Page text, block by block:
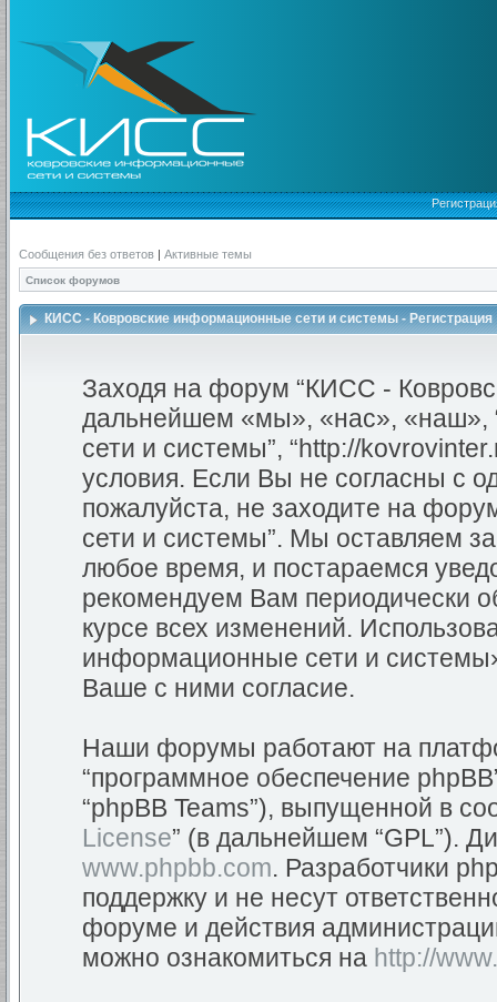
Сообщения без ответов | Активные темы
Список форумов
КИСС - Ковровские информационные сети и системы - Регистрация
Заходя на форум “КИСС -
дальнейшем «мы», «нас»,
сети и системы”, “http://
условия. Если Вы не согласны с
пожалуйста, не заходите на
сети и системы”. Мы оставляем
любое время, и постараемся
рекомендуем Вам периодически
курсе всех изменений.
информационные сети и
Ваше с ними согласие.
Наши форумы работают на
“программное обеспечение
“phpBB Teams”), выпущенной в
License” (в дальнейшем “GPL”).
www.phpbb.com. Разработчики
поддержку и не несут
форуме и действия
можно ознакомиться на http://